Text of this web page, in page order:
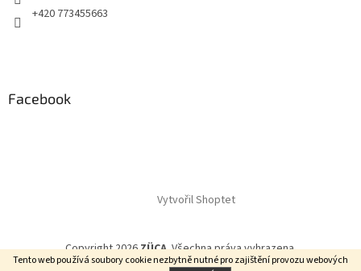
Tento web používá soubory cookienezbytně nutné pro zajištění provozu webových
+420 773455663
Facebook
Vytvořil Shoptet
Copyright 2026ZÜCA. Všechna práva vyhrazena.